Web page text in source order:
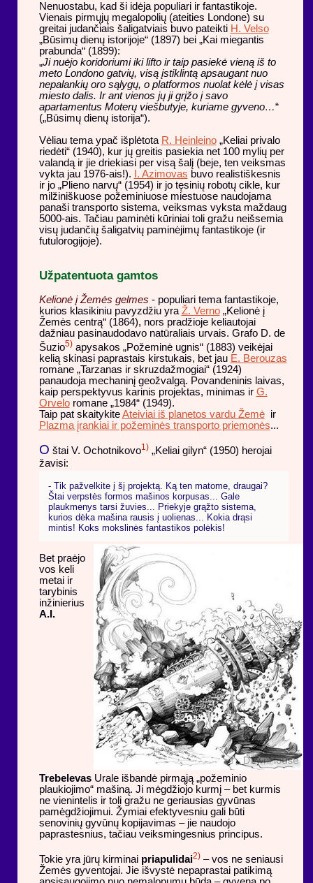
Nenuostabu, kad ši idėja populiari ir fantastikoje.
Vienais pirmųjų megalopolių (ateities Londone) su
greitai judančiais šaligatviais buvo pateikti H. Velso
„Būsimų dienų istorijoje“ (1897) bei „Kai miegantis
prabunda“ (1899):
„Ji nuėjo koridoriumi iki lifto ir taip pasiekė vieną iš to
meto Londono gatvių, visą įstiklintą apsaugant nuo
nepalankių oro sąlygų, o platformos nuolat kėlė į visas
miesto dalis. Ir ant vienos jų ji grįžo į savo
apartamentus Moterų viešbutyje, kuriame gyveno…“
(„Būsimų dienų istorija“).
Vėliau tema ypač išplėtota R. Heinleino„Keliai privalo
riedėti“ (1940), kur jų greitis pasiekia net 100 mylių per
valandą ir jie driekiasi per visą šalį (beje, ten veiksmas
vykta jau 1976-ais!).
I. Azimovas buvo realistiškesnis
ir jo „Plieno narvų“ (1954) ir jo tęsinių robotų cikle, kur
milžiniškuose požeminiuose miestuose naudojama
panaši transporto sistema, veiksmas vyksta maždaug
5000-ais. Tačiau paminėti kūriniai toli gražu neišsemia
visų judančių šaligatvių paminėjimų fantastikoje (ir
futulorogijoje).
Užpatentuota gamtos
Kelionė į Žemės gelmes - populiari tema fantastikoje,
kurios klasikiniu pavyzdžiu yra Ž. Verno„Kelionė į
Žemės centrą“ (1864), nors pradžioje keliautojai
dažniau pasinaudodavo natūraliais urvais. Grafo D. de
Šuzio5)apysakos „Požeminė ugnis“ (1883) veikėjai
kelią skinasi paprastais kirstukais, bet jau E. Berouzas
romane „Tarzanas ir skruzdažmogiai“ (1924)
panaudoja mechaninį geožvalgą. Povandeninis laivas,
kaip perspektyvus karinis projektas, minimas ir G.
Orveloromane „1984“ (1949).
Taip pat skaitykiteAteiviai iš planetos vardu Žemėir
Plazma įrankiai ir požeminės transporto priemonės...
O štai V. Ochotnikovo1)„Keliai gilyn“ (1950) herojai
žavisi:
- Tik pažvelkite į šį projektą. Ką ten matome, draugai?
Štai verpstės formos mašinos korpusas... Gale
plaukmenys tarsi žuvies... Priekyje grąžto sistema,
kurios dėka mašina rausis į uolienas... Kokia drąsi
mintis! Koks mokslinės fantastikos polėkis!
Bet praėjo
vos keli
metai ir
tarybinis
inžinierius
A.I.
TrebelevasUrale išbandė pirmąją „požeminio
plaukiojimo“ mašiną. Ji mėgdžiojo kurmį – bet kurmis
ne vienintelis ir toli gražu ne geriausias gyvūnas
pamėgdžiojimui. Žymiai efektyvesniu gali būti
senovinių gyvūnų kopijavimas – jie naudojo
paprastesnius, tačiau veiksmingesnius principus.
Tokie yra jūrų kirminai priapulidai2)– vos ne seniausi
Žemės gyventojai. Jie išvystė nepaprastai patikimą